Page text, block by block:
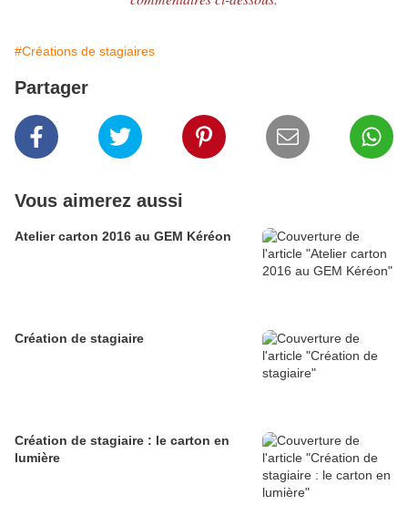
#Créations de stagiaires
Partager
Vous aimerez aussi
Atelier carton 2016 au GEM Kéréon
Création de stagiaire
Création de stagiaire : le carton en
lumière